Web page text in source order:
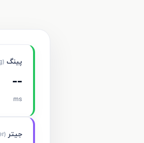
پینگ (Ping)
--
ms
جیتر (Jitter)